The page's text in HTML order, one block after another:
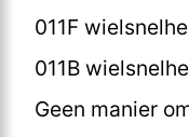
011F
011B
Geen manier